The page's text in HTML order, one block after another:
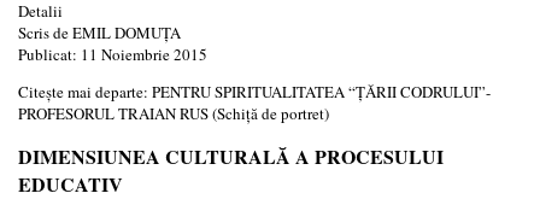
Detalii
Scris deEMIL DOMUŢA
Publicat: 11 Noiembrie 2015
Citește mai departe: PENTRU SPIRITUALITATEA “ŢĂRII CODRULUI”-
PROFESORUL TRAIAN RUS (Schiţă de portret)
DIMENSIUNEA CULTURALĂ A PROCESULUI
EDUCATIV